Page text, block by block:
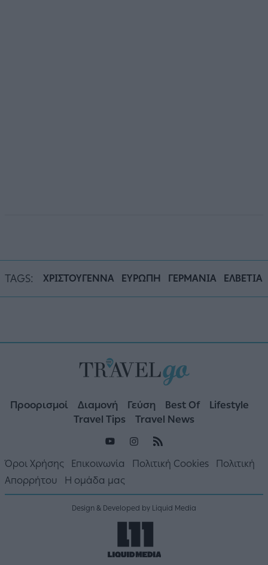
TAGS: ΧΡΙΣΤΟΥΓΕΝΝΑ ΕΥΡΩΠΗ ΓΕΡΜΑΝΙΑ ΕΛΒΕΤΙΑ
Προορισμοί Διαμονή Γεύση Best Of
Lifestyle
Travel Tips
Travel News
Όροι Χρήσης Επικοινωνία Πολιτική Cookies
Πολιτική
Απορρήτου
Η ομάδα μας
Design & Developed by Liquid Media